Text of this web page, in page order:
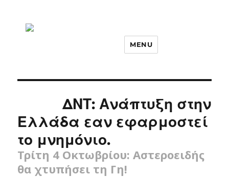
MENU
ΔΝΤ: Ανάπτυξη στην
Ελλάδα εαν εφαρμοστεί
το μνημόνιο.
Τρίτη 4 Οκτωβρίου: Αστεροειδής
θα χτυπήσει τη Γη!